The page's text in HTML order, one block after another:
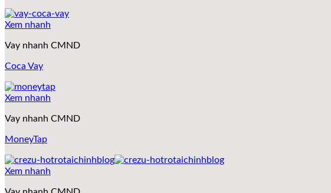
Xem nhanh
Vay nhanh CMND
Coca Vay
Xem nhanh
Vay nhanh CMND
MoneyTap
Xem nhanh